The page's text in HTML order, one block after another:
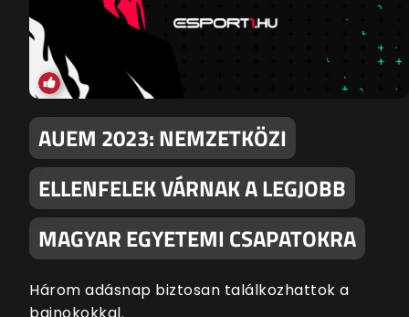
AUEM 2023: NEMZETKÖZI
ELLENFELEK VÁRNAK A LEGJOBB
MAGYAR EGYETEMI CSAPATOKRA
Három adásnap biztosan találkozhattok a
bajnokokkal.